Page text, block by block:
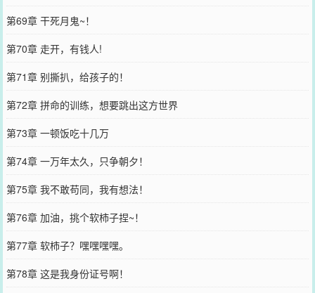
第69章 干死月鬼~！
第70章 走开，有钱人!
第71章 别撕扒，给孩子的！
第72章 拼命的训练，想要跳出这方世界
第73章 一顿饭吃十几万
第74章 一万年太久，只争朝夕！
第75章 我不敢苟同，我有想法！
第76章 加油，挑个软柿子捏~！
第77章 软柿子？嘿嘿嘿嘿。
第78章 这是我身份证号啊！